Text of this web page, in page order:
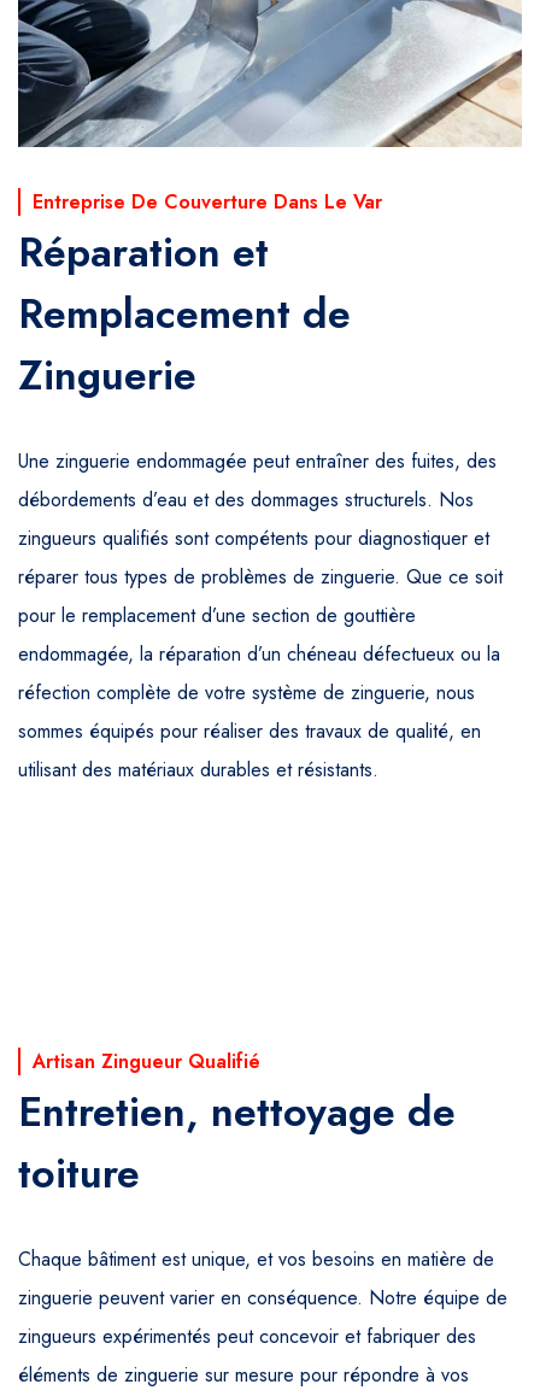
Entreprise De Couverture Dans Le Var
Réparation et
Remplacement de
Zinguerie
Une zinguerie endommagée peut entraîner des fuites, des
débordements d’eau et des dommages structurels. Nos
zingueurs qualifiés sont compétents pour diagnostiquer et
réparer tous types de problèmes de zinguerie. Que ce soit
pour le remplacement d’une section de gouttière
endommagée, la réparation d’un chéneau défectueux ou la
réfection complète de votre système de zinguerie, nous
sommes équipés pour réaliser des travaux de qualité, en
utilisant des matériaux durables et résistants.
Artisan Zingueur Qualifié
Entretien, nettoyage de
toiture
Chaque bâtiment est unique, et vos besoins en matière de
zinguerie peuvent varier en conséquence. Notre équipe de
zingueurs expérimentés peut concevoir et fabriquer des
éléments de zinguerie sur mesure pour répondre à vos